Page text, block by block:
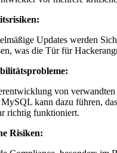
Updates werden
was die Tür für
von
kann dazu führen,
richtig funktioniert.
Risiken: